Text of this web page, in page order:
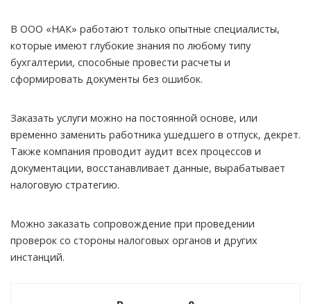
В ООО «НАК» работают только опытные специалисты,
которые имеют глубокие знания по любому типу
бухгалтерии, способные провести расчеты и
сформировать документы без ошибок.
Заказать услуги можно на постоянной основе, или
временно заменить работника ушедшего в отпуск, декрет.
Также компания проводит аудит всех процессов и
документации, восстанавливает данные, вырабатывает
налоговую стратегию.
Можно заказать сопровождение при проведении
проверок со стороны налоговых органов и других
инстанций.